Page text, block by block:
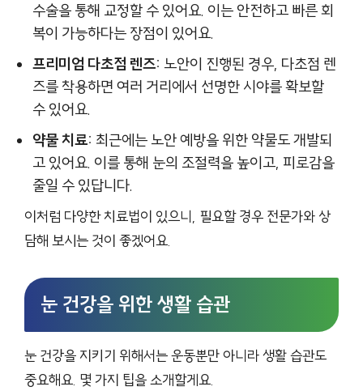
수술을 통해 교정할 수 있어요. 이는 안전하고 빠른 회
복이 가능하다는 장점이 있어요.
프리미엄 다초점 렌즈: 노안이 진행된 경우, 다초점 렌
즈를 착용하면 여러 거리에서 선명한 시야를 확보할
수 있어요.
약물 치료: 최근에는 노안 예방을 위한 약물도 개발되
고 있어요. 이를 통해 눈의 조절력을 높이고, 피로감을
줄일 수 있답니다.
이처럼 다양한 치료법이 있으니, 필요할 경우 전문가와 상
담해 보시는 것이 좋겠어요.
눈 건강을 위한 생활 습관
눈 건강을 지키기 위해서는 운동뿐만 아니라 생활 습관도
중요해요. 몇 가지 팁을 소개할게요.